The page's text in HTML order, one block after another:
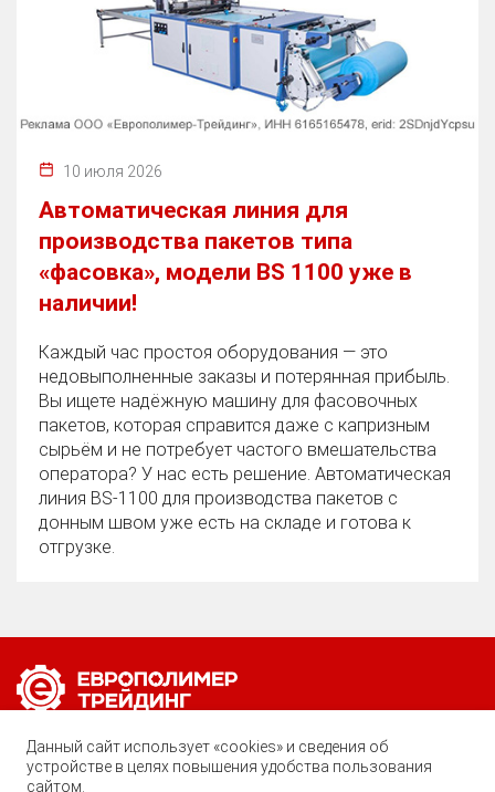
10 июля 2026
Автоматическая линия для
производства пакетов типа
«фасовка», модели BS 1100 уже в
наличии!
Каждый час простоя оборудования — это
недовыполненные заказы и потерянная прибыль.
Вы ищете надёжную машину для фасовочных
пакетов, которая справится даже с капризным
сырьём и не потребует частого вмешательства
оператора? У нас есть решение. Автоматическая
линия BS‑1100 для производства пакетов с
донным швом уже есть на складе и готова к
отгрузке.
Позвоните нам по любому вопросу:
8 (800) 222-40-61
Данный сайт использует «cookies» и сведения об
устройстве в целях повышения удобства пользования
сайтом.